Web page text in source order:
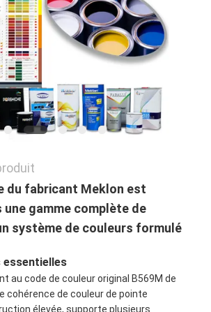
du fabricant Meklon est
une gamme complète de
système de couleurs formulé
au code de couleur original B569M de
cohérence de couleur de pointe
élevée, supporte plusieurs